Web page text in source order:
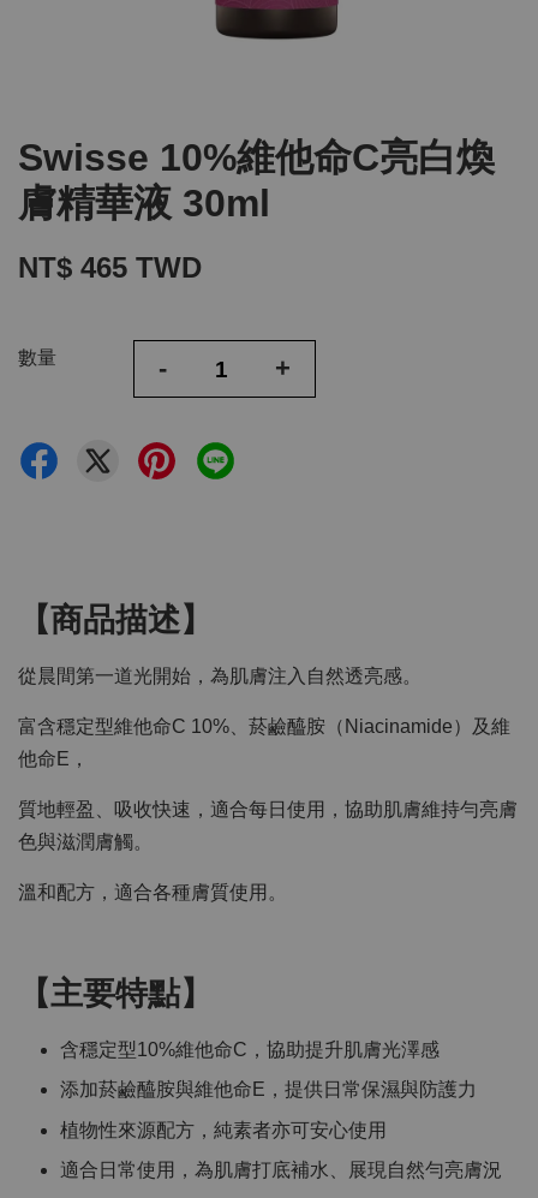
Swisse 10%維他命C亮白煥
膚精華液 30ml
NT$ 465 TWD
數量 - +
【商品描述】
從晨間第一道光開始，為肌膚注入自然透亮感。
富含穩定型維他命C 10%、菸鹼醯胺（Niacinamide）及維
他命E，
質地輕盈、吸收快速，適合每日使用，協助肌膚維持勻亮膚
色與滋潤膚觸。
溫和配方，適合各種膚質使用。
【主要特點】
含穩定型10%維他命C，協助提升肌膚光澤感
添加菸鹼醯胺與維他命E，提供日常保濕與防護力
植物性來源配方，純素者亦可安心使用
適合日常使用，為肌膚打底補水、展現自然勻亮膚況